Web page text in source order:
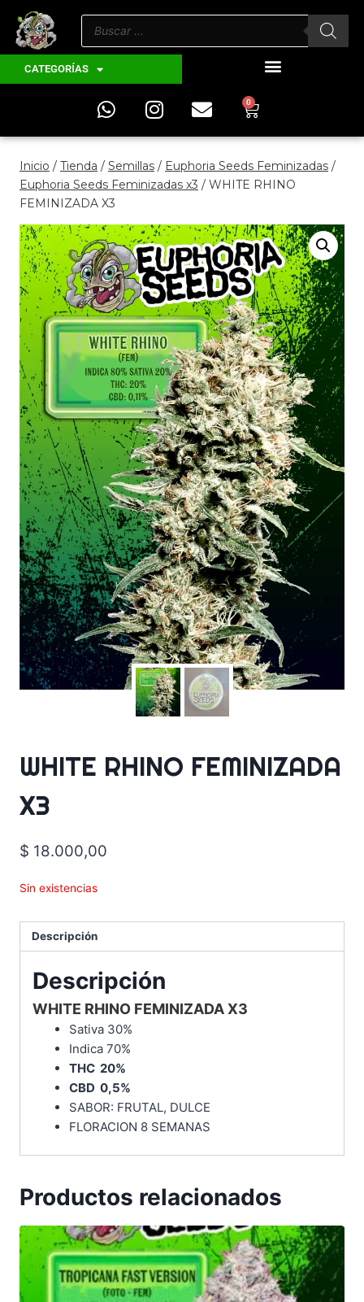
CATEGORÍAS
0
Inicio / Tienda / Semillas / Euphoria Seeds Feminizadas /
Euphoria Seeds Feminizadas x3 / WHITE RHINO
FEMINIZADA X3
WHITE RHINO FEMINIZADA
X3
$ 18.000,00
Sin existencias
Descripción
Descripción
WHITE RHINO FEMINIZADA X3
Sativa 30%
Indica 70%
THC 20%
CBD 0,5%
SABOR: FRUTAL, DULCE
FLORACION 8 SEMANAS
Productos relacionados